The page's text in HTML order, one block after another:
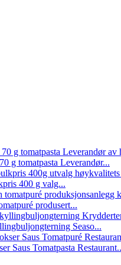
g tomatpasta Leverandør...
400 g valg...
produsert...
Seaso...
Saus Tomatpasta